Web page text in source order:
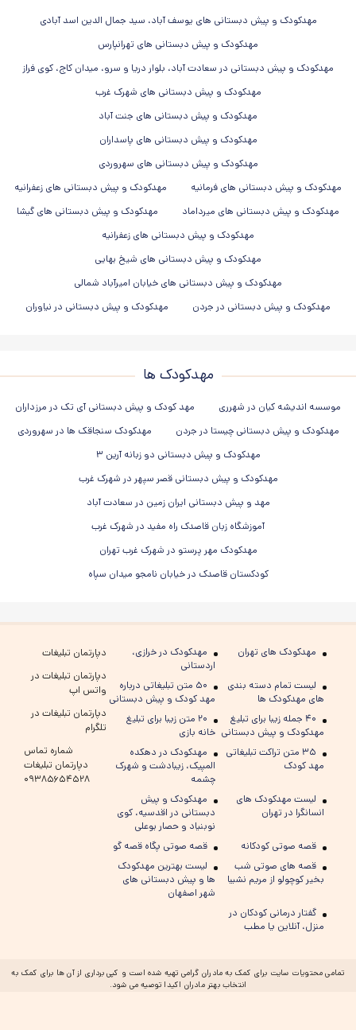
مهدکودک و پیش دبستانی های یوسف آباد، سید جمال الدین اسد آبادی
مهدکودک و پیش دبستانی های تهرانپارس
مهدکودک و پیش دبستانی در سعادت آباد، بلوار دریا و سرو، میدان کاج، کوی فراز
مهدکودک و پیش دبستانی های شهرک غرب
مهدکودک و پیش دبستانی های جنت آباد
مهدکودک و پیش دبستانی های پاسداران
مهدکودک و پیش دبستانی های سهروردی
مهدکودک و پیش دبستانی های فرمانیه
مهدکودک و پیش دبستانی های زعفرانیه
مهدکودک و پیش دبستانی های میرداماد
مهدکودک و پیش دبستانی های گیشا
مهدکودک و پیش دبستانی های زعفرانیه
مهدکودک و پیش دبستانی های شیخ بهایی
مهدکودک و پیش دبستانی های خیابان امیرآباد شمالی
مهدکودک و پیش دبستانی در جردن
مهدکودک و پیش دبستانی در نیاوران
مهدکودک ها
موسسه اندیشه کیان در شهرری
مهد کودک و پیش دبستانی آی تک در مرزداران
مهدکودک و پیش دبستانی چیستا در جردن
مهدکودک سنجاقک ها در سهروردی
مهدکودک و پیش دبستانی دو زبانه آرین ۳
مهدکودک و پیش دبستانی قصر سپهر در شهرک غرب
مهد و پیش دبستانی ایران زمین در سعادت آباد
آموزشگاه زبان قاصدک راه مفید در شهرک غرب
مهدکودک مهر پرستو در شهرک غرب تهران
کودکستان قاصدک در خیابان نامجو میدان سپاه
مهدکودک های تهران
مهدکودک در خرازی،
اردستانی
لیست تمام دسته بندی
های مهدکودک ها
۵۰ متن تبلیغاتی درباره
مهد کودک و پیش دبستانی
۴۰ جمله زیبا برای تبلیغ
مهدکودک و پیش دبستانی
۲۰ متن زیبا برای تبلیغ
خانه بازی
۳۵ متن تراکت تبلیغاتی
مهد کودک
مهدکودک در دهکده
المپیک، زیبادشت و شهرک
چشمه
لیست مهدکودک های
انسانگرا در تهران
مهدکودک و پیش
دبستانی در اقدسیه، کوی
نوبنیاد و حصار بوعلی
قصه صوتی کودکانه
قصه صوتی پگاه قصه گو
قصه های صوتی شب
بخیر کوچولو از مریم نشیبا
لیست بهترین مهدکودک
ها و پیش دبستانی های
شهر اصفهان
گفتار درمانی کودکان در
منزل، آنلاین یا مطب
دپارتمان تبلیغات
دپارتمان تبلیغات در
واتس اپ
دپارتمان تبلیغات در
تلگرام
شماره تماس
دپارتمان تبلیغات
۰۹۳۸۵۶۵۴۵۲۸
تمامی محتویات سایت برای کمک به مادران گرامی تهیه شده است و کپی برداری از آن ها برای کمک به
انتخاب بهتر مادران اکیدا توصیه می شود.